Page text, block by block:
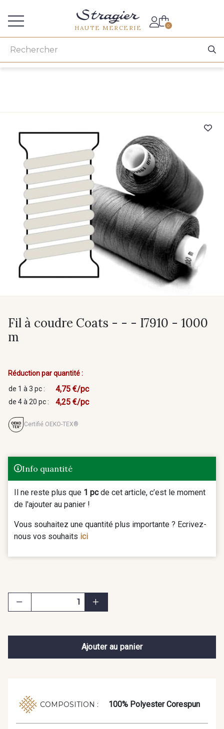
HAUTE MERCERIE 0
Fil à coudre Coats - - - I7910 - 1000
m
Réduction par quantité :
de 1 à 3 pc :
4,75 €/pc
de 4 à 20 pc : 4,25 €/pc
Certifié OEKO-TEX®
Info quantité
Il ne reste plus que 1 pcde cet article, c’est le moment
de l'ajouter au panier !
Vous souhaitez une quantité plus importante ? Ecrivez-
nous vos souhaits ici
Ajouter au panier
COMPOSITION : 100% Polyester Corespun